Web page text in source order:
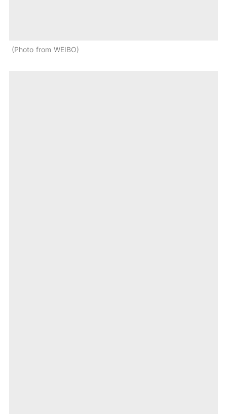
Photo from WEIBO